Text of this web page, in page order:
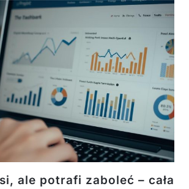
ale potrafi zaboleć – cała